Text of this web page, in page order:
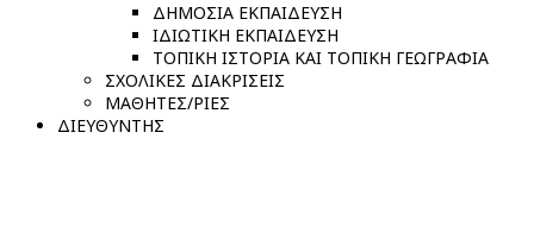
ΔΗΜΟΣΙΑ ΕΚΠΑΙΔΕΥΣΗ
ΙΔΙΩΤΙΚΗ ΕΚΠΑΙΔΕΥΣΗ
ΤΟΠΙΚΗ ΙΣΤΟΡΙΑ ΚΑΙ ΤΟΠΙΚΗ ΓΕΩΓΡΑΦΙΑ
ΣΧΟΛΙΚΕΣ ΔΙΑΚΡΙΣΕΙΣ
ΜΑΘΗΤΕΣ/ΡΙΕΣ
ΔΙΕΥΘΥΝΤΗΣ